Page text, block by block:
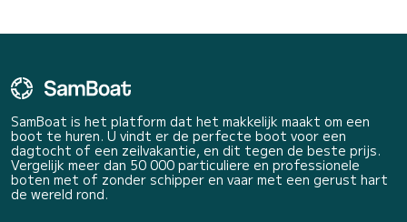
SamBoat is het platform dat het makkelijk maakt om een
boot te huren. U vindt er de perfecte boot voor een
dagtocht of een zeilvakantie, en dit tegen de beste prijs.
Vergelijk meer dan 50 000 particuliere en professionele
boten met of zonder schipper en vaar met een gerust hart
de wereld rond.